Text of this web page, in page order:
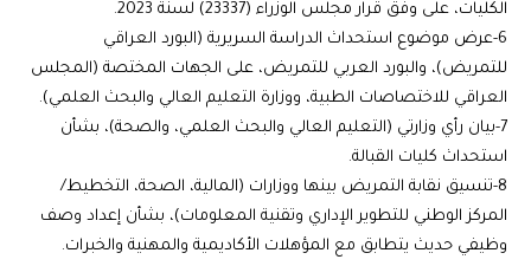
الكليات، على وفق قرار مجلس الوزراء (23337) لسنة 2023.
6-عرض موضوع استحداث الدراسة السريرية (البورد العراقي
للتمريض)، والبورد العربي للتمريض، على الجهات المختصة (المجلس
العراقي للاختصاصات الطبية، ووزارة التعليم العالي والبحث العلمي).
7-بيان رأي وزارتي (التعليم العالي والبحث العلمي، والصحة)، بشأن
استحداث كليات القبالة.
8-تنسيق نقابة التمريض بينها ووزارات (المالية، الصحة، التخطيط/
المركز الوطني للتطوير الإداري وتقنية المعلومات)، بشأن إعداد وصف
وظيفي حديث يتطابق مع المؤهلات الأكاديمية والمهنية والخبرات.